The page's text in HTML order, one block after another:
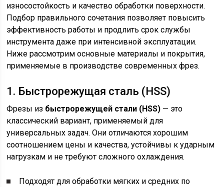
износостойкость и качество обработки поверхности.
Подбор правильного сочетания позволяет повысить
эффективность работы и продлить срок службы
инструмента даже при интенсивной эксплуатации.
Ниже рассмотрим основные материалы и покрытия,
применяемые в производстве современных фрез.
1. Быстрорежущая сталь (HSS)
Фрезы из быстрорежущей стали (HSS) — это
классический вариант, применяемый для
универсальных задач. Они отличаются хорошим
соотношением цены и качества, устойчивы к ударным
нагрузкам и не требуют сложного охлаждения.
Подходят для обработки мягких и средних по